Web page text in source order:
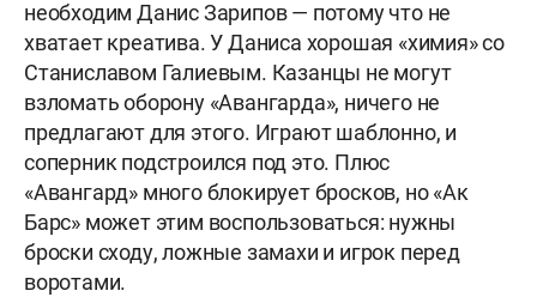
необходим Данис Зарипов — потому что не
хватает креатива. У Даниса хорошая «химия» со
Станиславом Галиевым. Казанцы не могут
взломать оборону «Авангарда», ничего не
предлагают для этого. Играют шаблонно, и
соперник подстроился под это. Плюс
«Авангард» много блокирует бросков, но «Ак
Барс» может этим воспользоваться: нужны
броски сходу, ложные замахи и игрок перед
воротами.